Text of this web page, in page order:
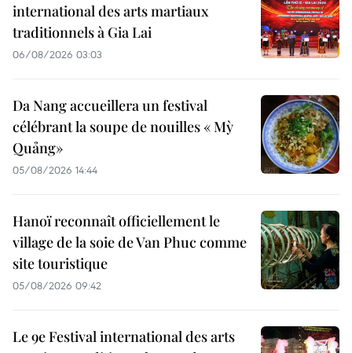
international des arts martiaux
traditionnels à Gia Lai
06/08/2026 03:03
Da Nang accueillera un festival
célébrant la soupe de nouilles « Mỳ
Quảng»
05/08/2026 14:44
Hanoï reconnaît officiellement le
village de la soie de Van Phuc comme
site touristique
05/08/2026 09:42
Le 9e Festival international des arts